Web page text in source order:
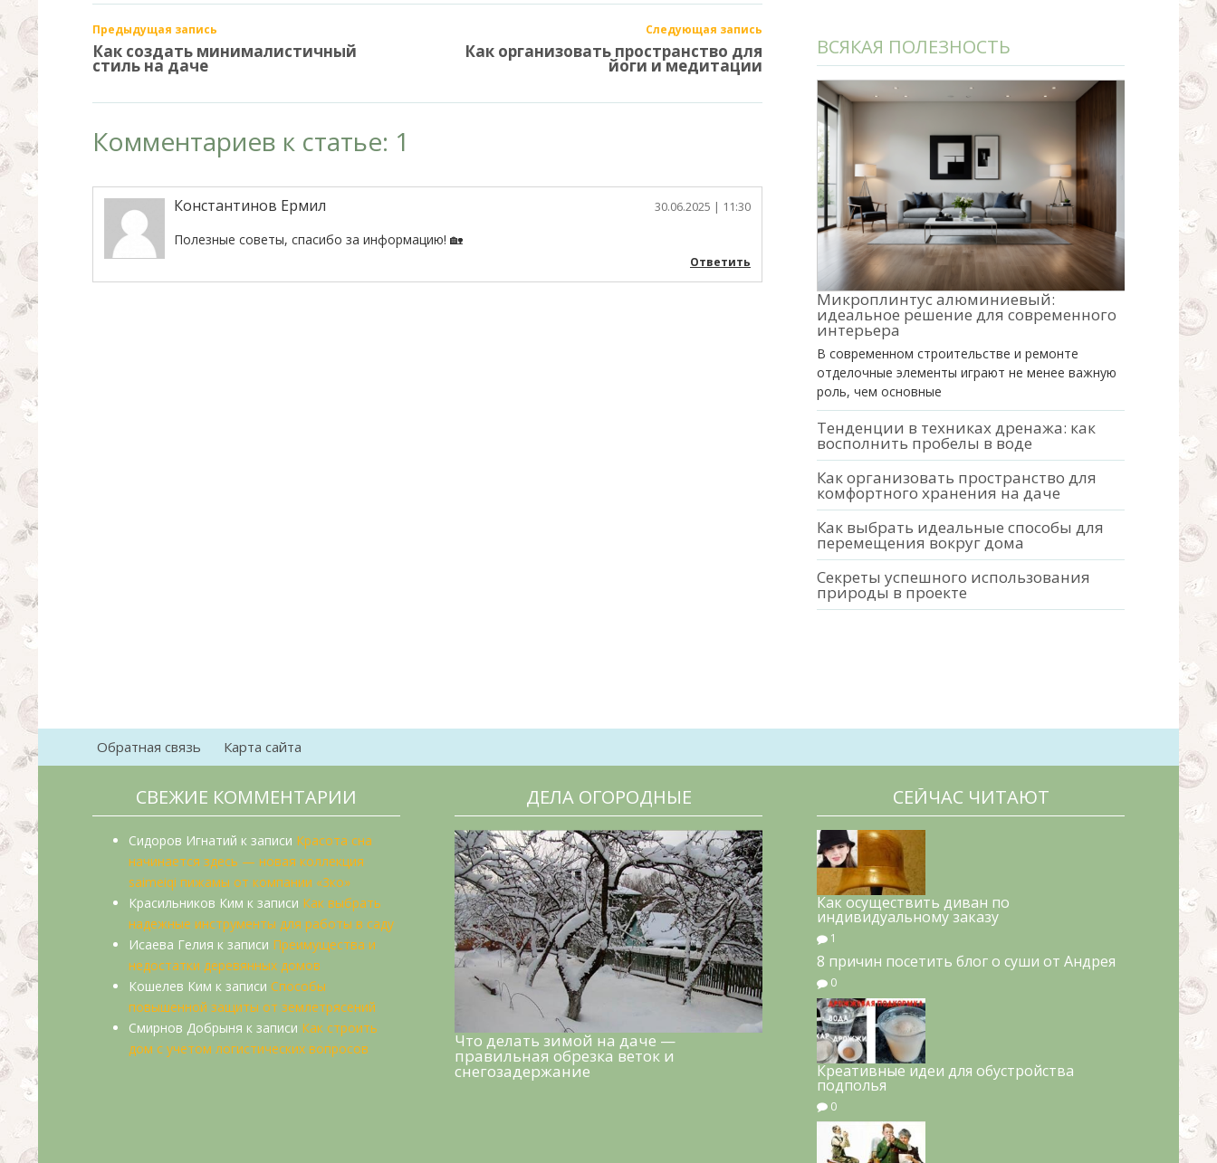
Предыдущая запись
Как создать минималистичный
стиль на даче
Следующая запись
Как организовать пространство для
йоги и медитации
Комментариев к статье: 1
Константинов Ермил 30.06.2025 | 11:30
Полезные советы, спасибо за информацию! 🏡
Ответить
ВСЯКАЯ ПОЛЕЗНОСТЬ
Микроплинтус алюминиевый:
идеальное решение для современного
интерьера
В современном строительстве и ремонте
отделочные элементы играют не менее важную
роль, чем основные
Тенденции в техниках дренажа: как
восполнить пробелы в воде
Как организовать пространство для
комфортного хранения на даче
Как выбрать идеальные способы для
перемещения вокруг дома
Секреты успешного использования
природы в проекте
Обратная связь Карта сайта
СВЕЖИЕ КОММЕНТАРИИ
Сидоров Игнатий к записи Красота сна
начинается здесь — новая коллекция
saimeiqi пижамы от компании «3ко»
Красильников Ким к записи Как выбрать
надежные инструменты для работы в саду
Исаева Гелия к записи Преимущества и
недостатки деревянных домов
Кошелев Ким к записи Способы
повышенной защиты от землетрясений
Смирнов Добрыня к записи Как строить
дом с учетом логистических вопросов
ДЕЛА ОГОРОДНЫЕ
Что делать зимой на даче —
правильная обрезка веток и
снегозадержание
СЕЙЧАС ЧИТАЮТ
Как осуществить диван по
индивидуальному заказу
1
8 причин посетить блог о суши от Андрея
0
Креативные идеи для обустройства
подполья
0